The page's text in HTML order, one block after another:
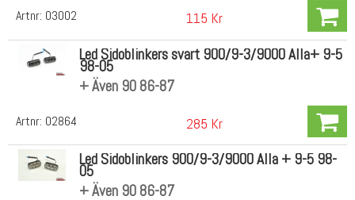
Artnr: 03002 115 Kr
Artnr: 02864
Led Sidoblinkers svart 900/9-3/9000 Alla+ 9-5
98-05
+ Även 90 86-87
285 Kr
Led Sidoblinkers 900/9-3/9000 Alla + 9-5 98-
05
+ Även 90 86-87